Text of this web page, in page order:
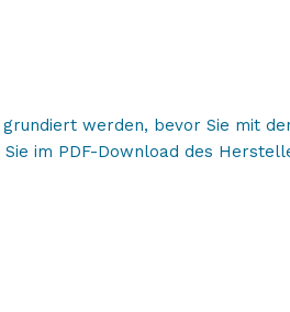
werden, bevor Sie mit
im PDF-Download des